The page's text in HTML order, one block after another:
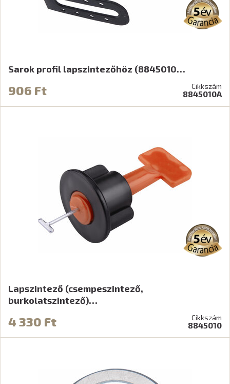
Sarok profil lapszintezőhöz (8845010…
906 Ft Cikkszám
8845010A
Lapszintező (csempeszintező,
burkolatszintező)…
4 330 Ft Cikkszám
8845010